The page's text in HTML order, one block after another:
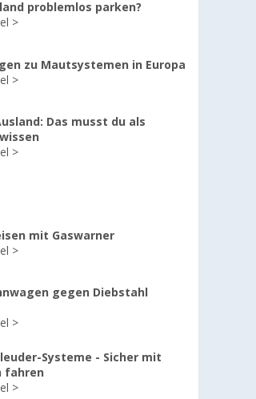
problemlos parken?
zu Mautsystemen in Europa
Das musst du als
mit Gaswarner
gegen Diebstahl
Systeme - Sicher mit
fahren